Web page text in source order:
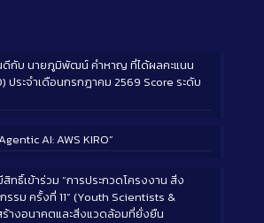
กับ นายภูมิพัฒน์ คำหาญ ที่ได้ผลคะแนน
ประจำเดือนกรกฎาคม 2569 Score ระดับ
AI: AWS KIRO”
ทธิ์เข้าร่วม “การประกวดโครงงาน สิ่ง
รรม ครั้งที่ 11” (Youth Scientists &
างอนาคตและสิ่งแวดล้อมที่ยั่งยืน